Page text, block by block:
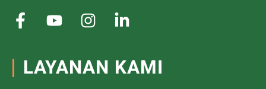
LAYANAN KAMI